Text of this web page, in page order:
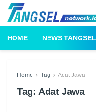
HOME NEWS TANGSEL
Home Tag Adat Jawa
Tag: Adat Jawa